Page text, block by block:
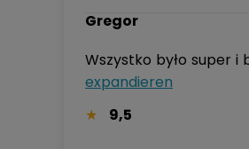
Gregor
expandieren
9,5